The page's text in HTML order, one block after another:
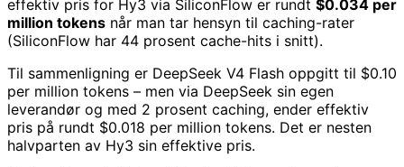
effektiv pris for Hy3 via SiliconFlow er rundt $0.034 per
million tokens når man tar hensyn til caching-rater
(SiliconFlow har 44 prosent cache-hits i snitt).
Til sammenligning er DeepSeek V4 Flash oppgitt til $0.10
per million tokens – men via DeepSeek sin egen
leverandør og med 2 prosent caching, ender effektiv
pris på rundt $0.018 per million tokens. Det er nesten
halvparten av Hy3 sin effektive pris.